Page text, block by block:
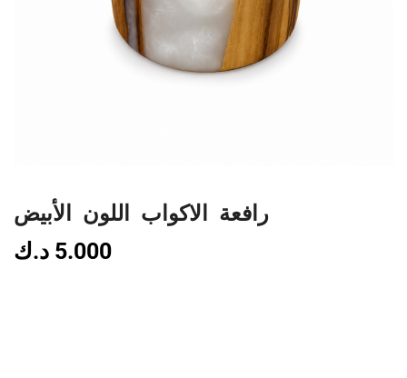
رافعة الاكواب اللون الأبيض
5.000 د.ك